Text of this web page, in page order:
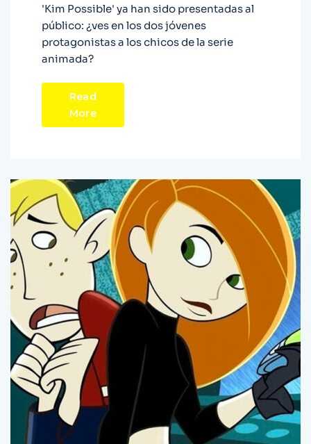
'Kim Possible' ya han sido presentadas al
público: ¿ves en los dos jóvenes
protagonistas a los chicos de la serie
animada?
Read
More